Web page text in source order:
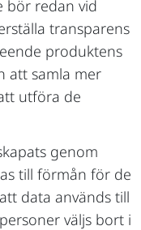
bör redan vid
transparens
produktens
att samla mer
utföra de
genom
till förmån för de
data används till
väljs bort i